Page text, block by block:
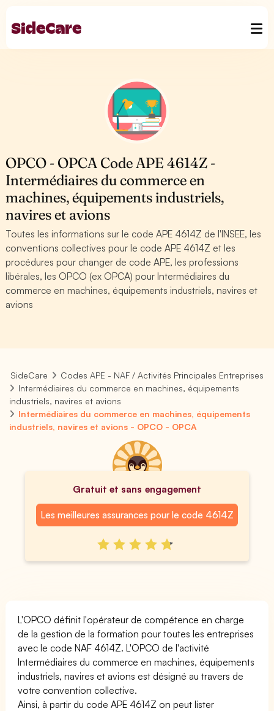
OPCO - OPCA Code APE 4614Z -
Intermédiaires du commerce en
machines, équipements industriels,
navires et avions
Toutes les informations sur le code APE 4614Z de l'INSEE, les
conventions collectives pour le code APE 4614Z et les
procédures pour changer de code APE, les professions
libérales, les OPCO (ex OPCA) pour Intermédiaires du
commerce en machines, équipements industriels, navires et
avions
SideCare
Codes APE - NAF / Activités Principales Entreprises
Intermédiaires du commerce en machines, équipements
industriels, navires et avions
Intermédiaires du commerce en machines, équipements
industriels, navires et avions - OPCO - OPCA
Gratuit et sans engagement
Les meilleures assurances pour le code 4614Z
L'OPCO définit l'opérateur de compétence en charge
de la gestion de la formation pour toutes les entreprises
avec le code NAF 4614Z. L'OPCO de l'activité
Intermédiaires du commerce en machines, équipements
industriels, navires et avions est désigné au travers de
votre convention collective.
Ainsi, à partir du code APE 4614Z on peut lister